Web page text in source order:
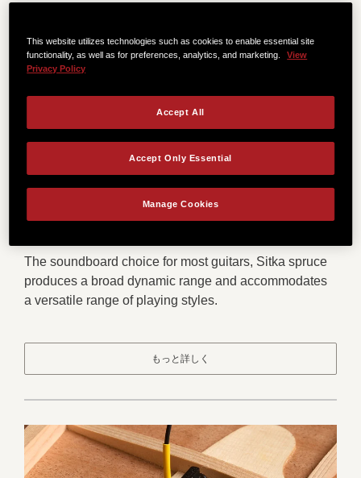
スプルース
The soundboard choice for most guitars, Sitka spruce
produces a broad dynamic range and accommodates
a versatile range of playing styles.
もっと詳しく
This website utilizes technologies such as cookies to enable essential site
functionality, as well as for preferences, analytics, and marketing.
View
Privacy Policy
Manage Cookies
Accept Only Essential
Accept All